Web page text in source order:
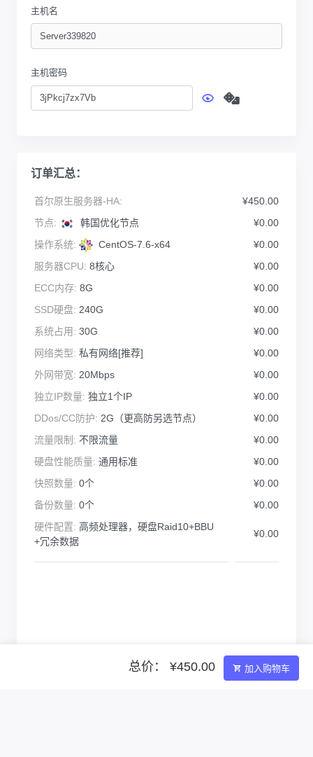
主机名
主机密码
订单汇总：
首尔原生服务器-HA:
¥450.00
节点:
韩国优化节点
¥0.00
操作系统:
CentOS-7.6-x64
¥0.00
服务器CPU: 8核心
¥0.00
ECC内存: 8G
¥0.00
SSD硬盘: 240G
¥0.00
系统占用: 30G
¥0.00
网络类型: 私有网络[推荐]
¥0.00
外网带宽: 20Mbps
¥0.00
独立IP数量: 独立1个IP
¥0.00
DDos/CC防护: 2G（更高防另选节点）
¥0.00
流量限制: 不限流量
¥0.00
硬盘性能质量: 通用标准
¥0.00
快照数量: 0个
¥0.00
备份数量: 0个
¥0.00
硬件配置: 高频处理器，硬盘Raid10+BBU
+冗余数据
¥0.00
总价： ¥450.00 加入购物车